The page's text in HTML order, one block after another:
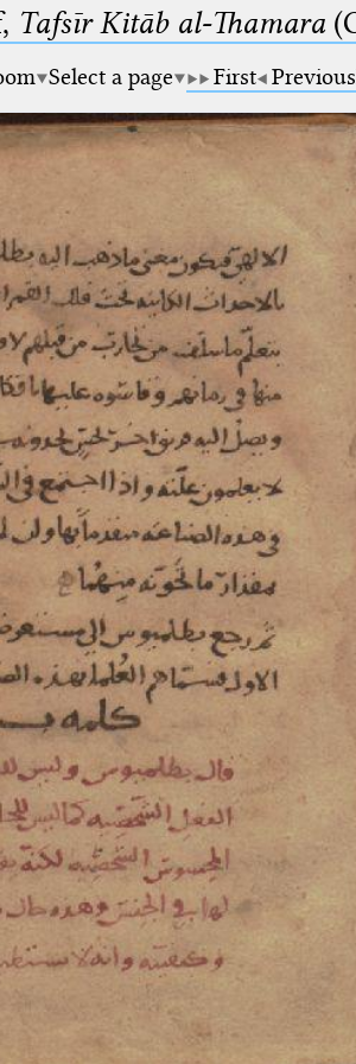
Tafsīr Kitāb al-Thamara
Select a page First Previous